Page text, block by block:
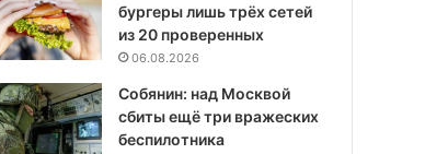
бургеры лишь трёх сетей
из 20 проверенных
06.08.2026
Собянин: над Москвой
сбиты ещё три вражеских
беспилотника